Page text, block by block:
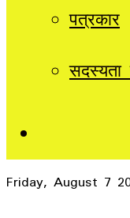
पत्रकार
सदस्यता
Friday, August 7